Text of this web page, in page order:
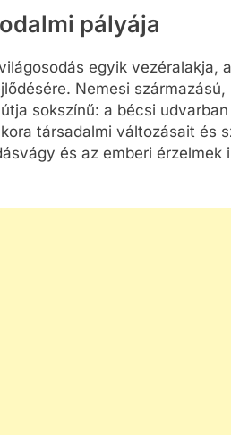
pályája
egyik vezéralakja,
Nemesi
sokszínű: a bécsi
társadalmi változásait és
és az emberi érzelmek